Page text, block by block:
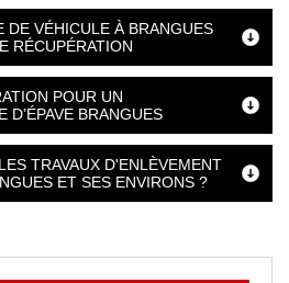
DE VÉHICULE À BRANGUES
RÉCUPÉRATION
POUR UN
D’ÉPAVE BRANGUES
TRAVAUX D'ENLÈVEMENT
ET SES ENVIRONS ?